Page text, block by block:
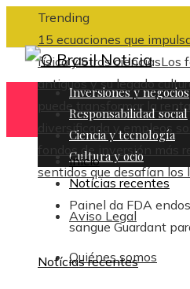
Trending
15 ecuaciones que
física y otras cienciasLos
antiguos y su legado
puede transformar la
diversificada y empleos
fondos de inversión más
sentidos que desafían
Aviso Legal
Quiénes somos
Inversiones y negocios
Responsabilidad social
Ciencia y tecnología
Cultura y ocio
Inicio
Notícias recentes
Painel da FDA
sangue Guardant
Notícias recentes